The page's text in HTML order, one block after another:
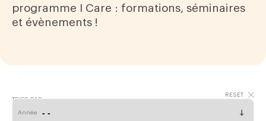
programme I Care : formations, séminaires
et évènements !
TRIER PAR
Année